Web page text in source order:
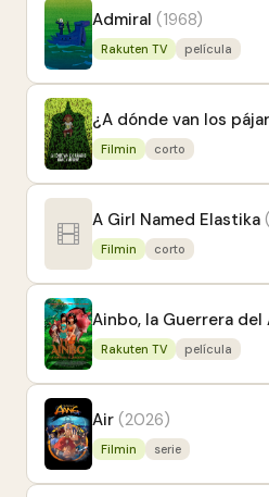
Admiral (1968)
Rakuten TV película
Filmin corto
A Girl Named Elastika
Filmin corto
Ainbo, la Guerrera del
Rakuten TV película
Air (2026)
Filmin serie